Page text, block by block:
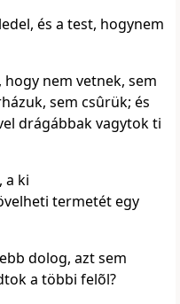
és a test, hogynem
nem vetnek, sem
sem csûrük; és
drágábbak vagytok ti
a ki
termetét egy
dolog, azt sem
a többi felõl?